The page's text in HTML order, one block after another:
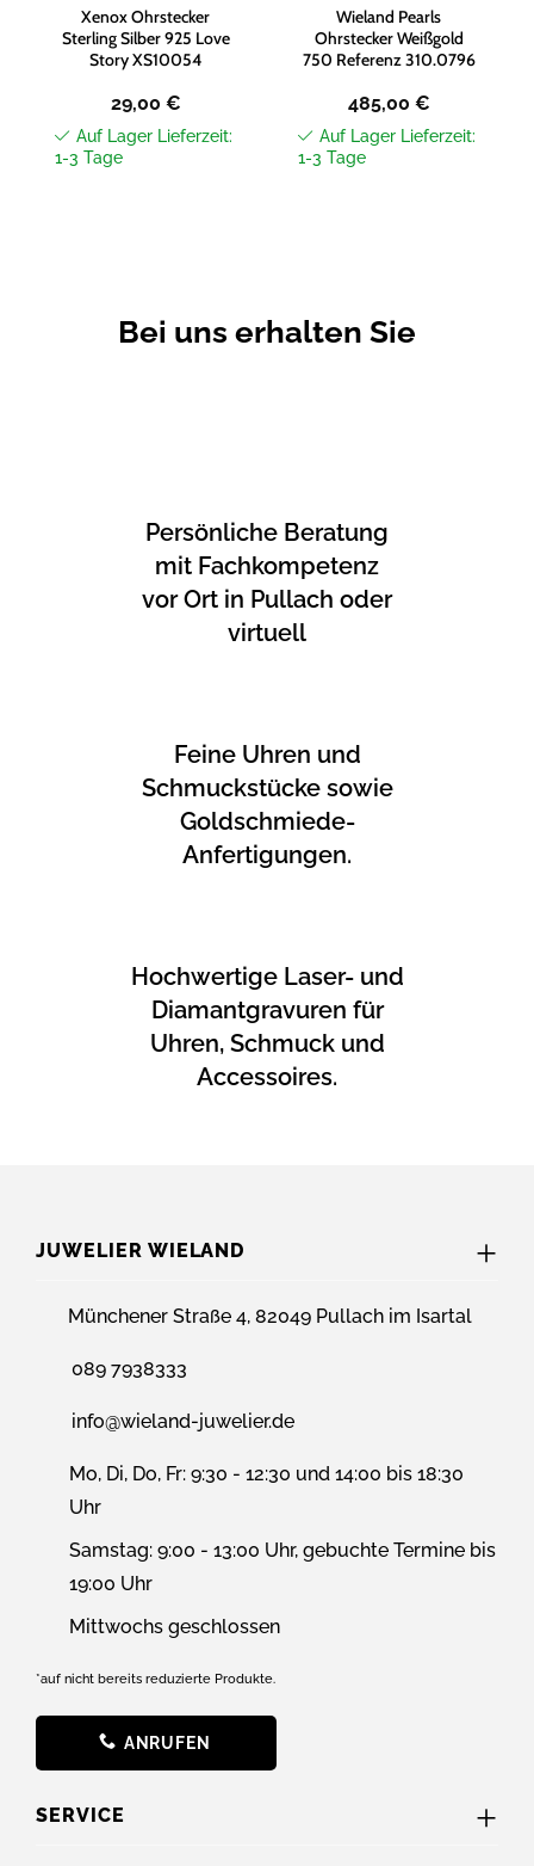
Xenox Ohrstecker
Sterling Silber 925 Love
Story XS10054
29,00 €
Auf Lager Lieferzeit:
1-3 Tage
Wieland Pearls
Ohrstecker Weißgold
750 Referenz 310.0796
485,00 €
Auf Lager Lieferzeit:
1-3 Tage
Bei uns erhalten Sie
Persönliche Beratung
mit Fachkompetenz
vor Ort in Pullach oder
virtuell
Feine Uhren und
Schmuckstücke sowie
Goldschmiede-
Anfertigungen.
Hochwertige Laser- und
Diamantgravuren für
Uhren, Schmuck und
Accessoires.
JUWELIER WIELAND
Münchener Straße 4, 82049 Pullach im Isartal
089 7938333
info@wieland-juwelier.de
Mo, Di, Do, Fr: 9:30 - 12:30 und 14:00 bis 18:30
Uhr
Samstag: 9:00 - 13:00 Uhr, gebuchte Termine bis
19:00 Uhr
Mittwochs geschlossen
*auf nicht bereits reduzierte Produkte.
ANRUFEN
SERVICE